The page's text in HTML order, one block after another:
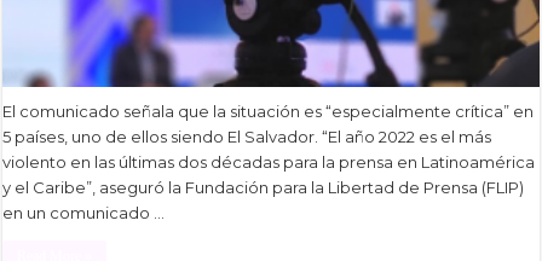
El comunicado señala que la situación es “especialmente crítica” en
5 países, uno de ellos siendo El Salvador. “El año 2022 es el más
violento en las últimas dos décadas para la prensa en Latinoamérica
y el Caribe”, aseguró la Fundación para la Libertad de Prensa (FLIP)
en un comunicado …